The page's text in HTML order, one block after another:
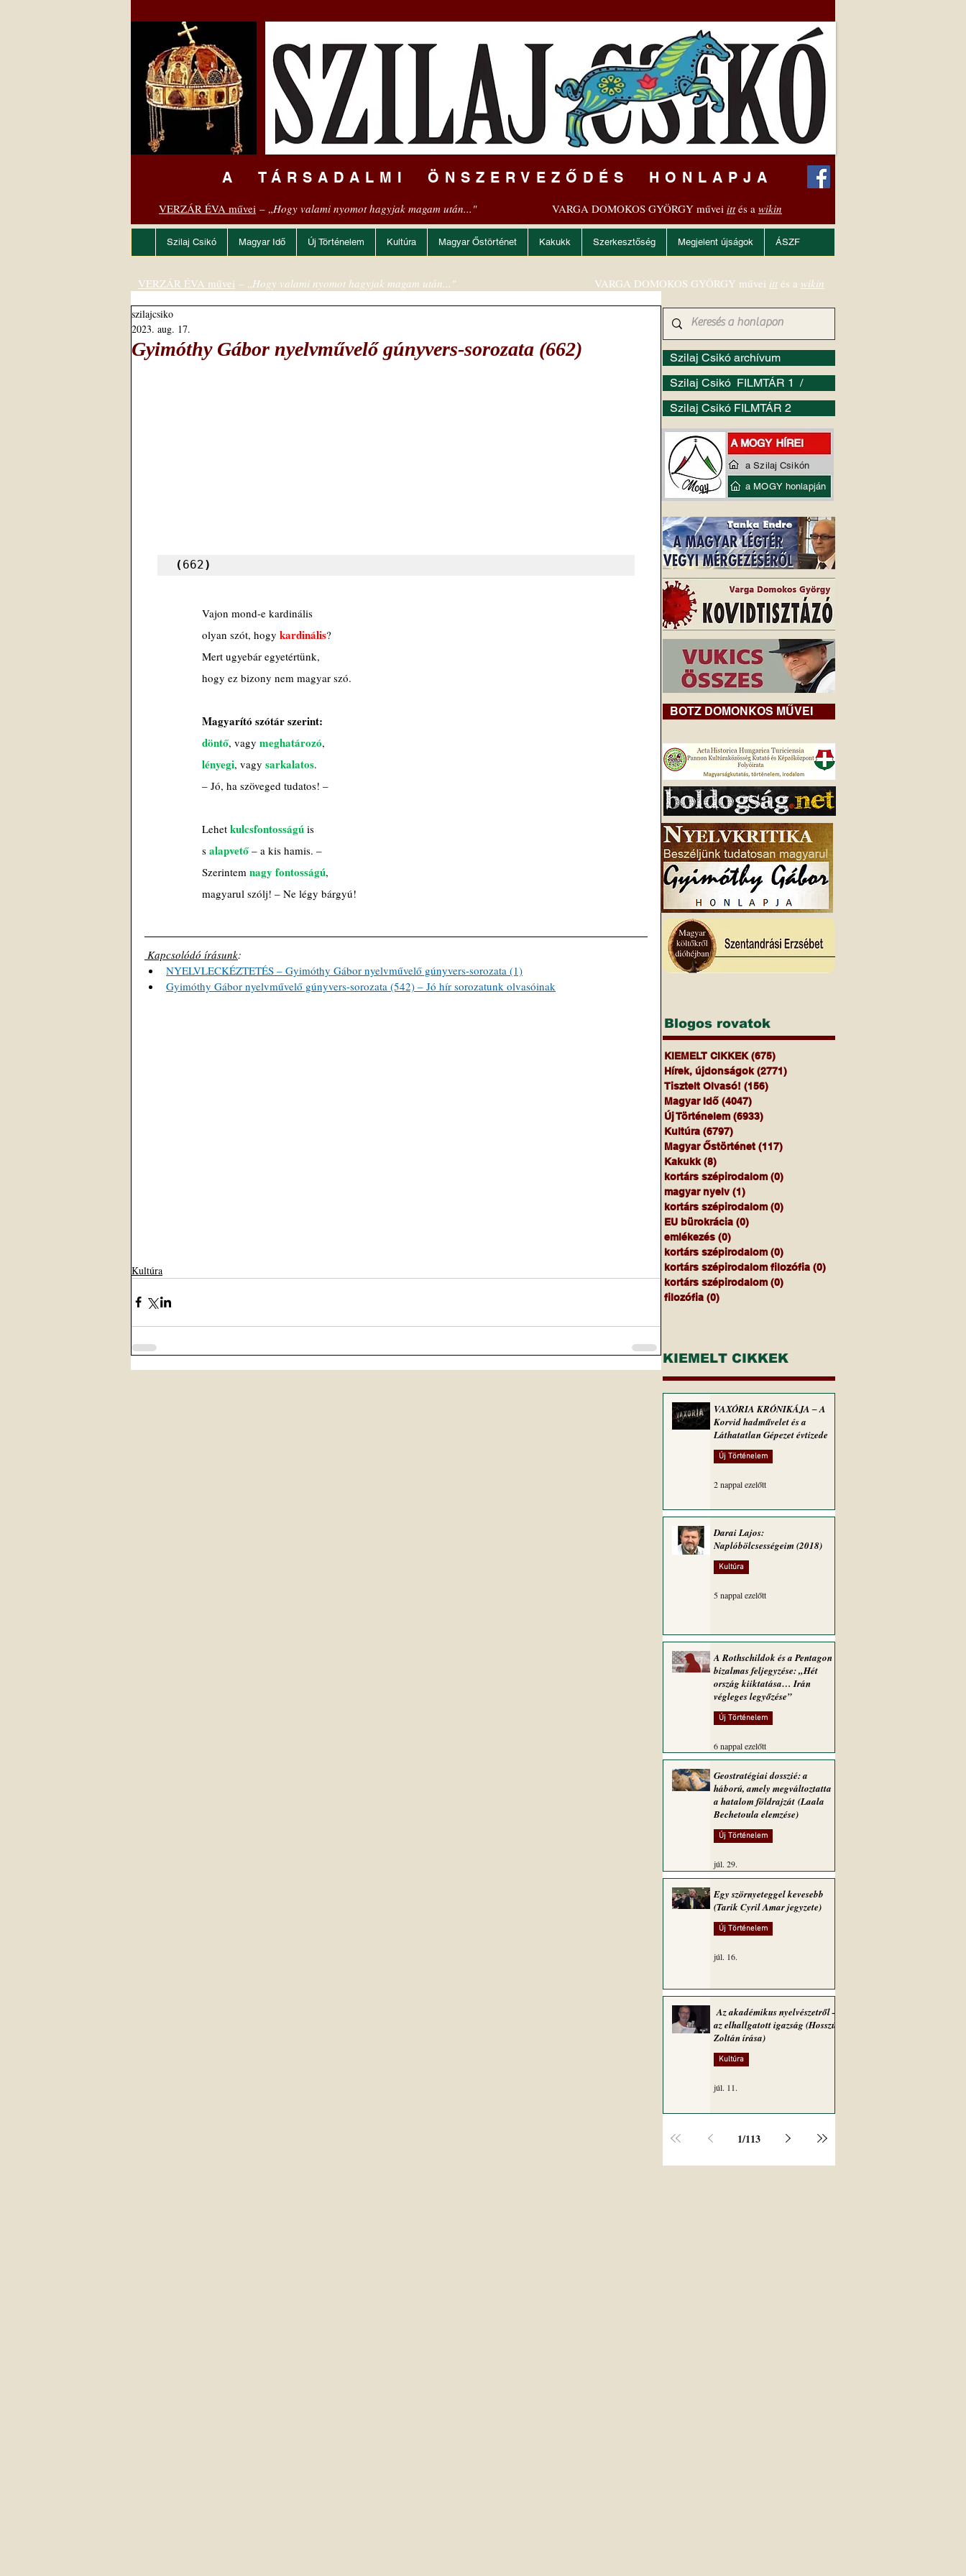
A TÁRSADALMI ÖNSZERVEZŐDÉS HONLAPJA
VERZÁR ÉVA művei – „Hogy valami nyomot hagyjak magam után..." VARGA DOMOKOS GYÖRGY művei ittés a wikin
Szilaj Csikó Magyar Idő Új Történelem Kultúra Magyar Őstörténet Kakukk Szerkesztőség Megjelent újságok ÁSZF
Gyimóthy Gábor nyelvművelő gúnyvers-sorozata (662)
szilajcsiko
2023. aug. 17.
( 662)
Vajon mond-e kardinális
olyan szót, hogy kardinális?
Mert ugyebár egyetértünk,
hogy ez bizony nem magyar szó.
Magyarító szótár szerint:
döntő, vagy meghatározó,
lényegi, vagy sarkalatos.
– Jó, ha szöveged tudatos! –
Lehet kulcsfontosságú is
s alapvető – a kis hamis. –
Szerintem nagy fontosságú,
magyarul szólj! – Ne légy bárgyú!
Kapcsolódó írásunk:
NYELVLECKÉZTETÉS – Gyimóthy Gábor nyelvművelő gúnyvers-sorozata (1)
Gyimóthy Gábor nyelvművelő gúnyvers-sorozata (542) – Jó hír sorozatunk olvasóinak
Kultúra
Szilaj Csikó archívum
Szilaj Csikó FILMTÁR 1 /
Szilaj Csikó FILMTÁR 2
VERZÁR ÉVA művei – „Hogy valami nyomot hagyjak magam után..." VARGA DOMOKOS GYÖRGY művei itt és a wikin
BOTZ DOMONKOS MŰVEI
Blogos rovatok
KIEMELT CIKKEK (675)
Hírek, újdonságok (2771)
Tisztelt Olvasó! (156)
Magyar Idő (4047)
Új Történelem (6933)
Kultúra (6797)
Magyar Őstörténet (117)
Kakukk (8)
kortárs szépirodalom (0)
magyar nyelv (1)
kortárs szépirodalom (0)
EU bürokrácia (0)
emlékezés (0)
kortárs szépirodalom (0)
kortárs szépirodalom filozófia (0)
kortárs szépirodalom (0)
filozófia (0)
KIEMELT CIKKEK
VAXÓRIA KRÓNIKÁJA ‒ A
Korvid hadművelet és a
Láthatatlan Gépezet évtizede
Új Történelem
2 nappal ezelőtt
Darai Lajos:
Naplóbölcsességeim (2018)
Kultúra
5 nappal ezelőtt
A Rothschildok és a Pentagon
bizalmas feljegyzése: „Hét
ország kiiktatása… Irán
végleges legyőzése”
Új Történelem
6 nappal ezelőtt
Geostratégiai dosszié: a
háború, amely megváltoztatta
a hatalom földrajzát (Laala
Bechetoula elemzése)
Új Történelem
júl. 29.
Egy szörnyeteggel kevesebb
(Tarik Cyril Amar jegyzete)
Új Történelem
júl. 16.
Az akadémikus nyelvészetről –
az elhallgatott igazság (Hosszú
Zoltán írása)
Kultúra
júl. 11.
1/113
a Szilaj Csikón
a MOGY honlapján